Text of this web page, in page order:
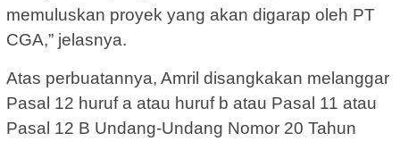
memuluskan proyek yang akan digarap oleh PT
CGA,” jelasnya.
Atas perbuatannya, Amril disangkakan melanggar
Pasal 12 huruf a atau huruf b atau Pasal 11 atau
Pasal 12 B Undang-Undang Nomor 20 Tahun